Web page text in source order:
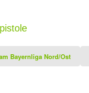
Bayernliga Nord/Ost